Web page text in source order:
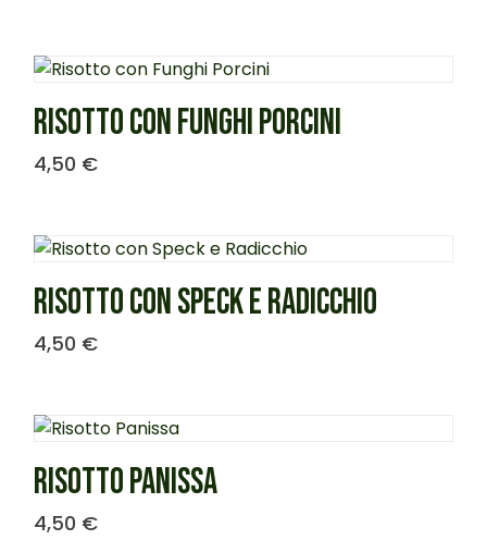
RISOTTO CON FUNGHI PORCINI
4,50 €
RISOTTO CON SPECK E RADICCHIO
4,50 €
RISOTTO PANISSA
4,50 €